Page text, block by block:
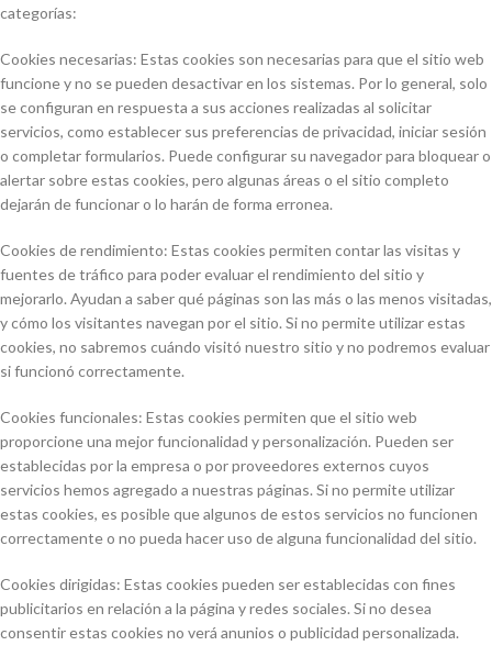
categorías:
Cookies necesarias: Estas cookies son necesarias para que el sitio web
funcione y no se pueden desactivar en los sistemas. Por lo general, solo
se configuran en respuesta a sus acciones realizadas al solicitar
servicios, como establecer sus preferencias de privacidad, iniciar sesión
o completar formularios. Puede configurar su navegador para bloquear o
alertar sobre estas cookies, pero algunas áreas o el sitio completo
dejarán de funcionar o lo harán de forma erronea.
Cookies de rendimiento: Estas cookies permiten contar las visitas y
fuentes de tráfico para poder evaluar el rendimiento del sitio y
mejorarlo. Ayudan a saber qué páginas son las más o las menos visitadas,
y cómo los visitantes navegan por el sitio. Si no permite utilizar estas
cookies, no sabremos cuándo visitó nuestro sitio y no podremos evaluar
si funcionó correctamente.
Cookies funcionales: Estas cookies permiten que el sitio web
proporcione una mejor funcionalidad y personalización. Pueden ser
establecidas por la empresa o por proveedores externos cuyos
servicios hemos agregado a nuestras páginas. Si no permite utilizar
estas cookies, es posible que algunos de estos servicios no funcionen
correctamente o no pueda hacer uso de alguna funcionalidad del sitio.
Cookies dirigidas: Estas cookies pueden ser establecidas con fines
publicitarios en relación a la página y redes sociales. Si no desea
consentir estas cookies no verá anunios o publicidad personalizada.